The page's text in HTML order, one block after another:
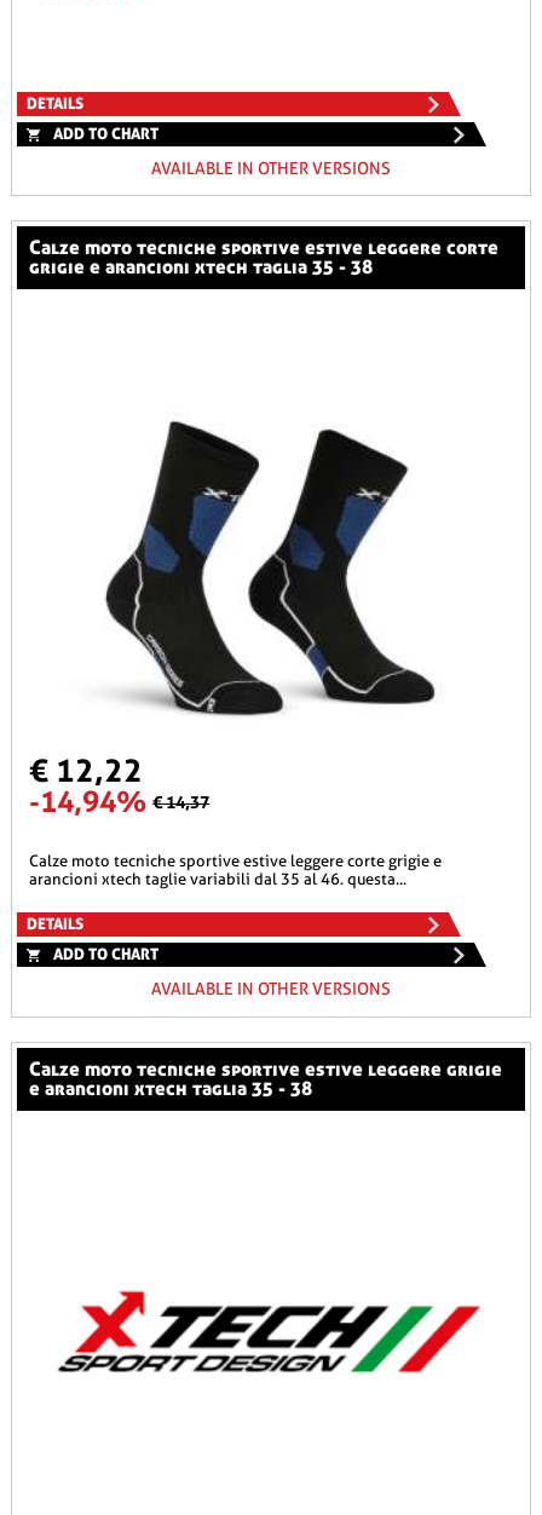
DETAILS
ADD TO CHART
AVAILABLE IN OTHER VERSIONS
calze moto tecniche sportive estive leggere corte
grigie e arancioni xtech taglia 35 - 38
€ 12,22
-14,94% € 14,37
calze moto tecniche sportive estive leggere corte grigie e
arancioni xtech taglie variabili dal 35 al 46. questa...
DETAILS
ADD TO CHART
AVAILABLE IN OTHER VERSIONS
calze moto tecniche sportive estive leggere grigie
e arancioni xtech taglia 35 - 38